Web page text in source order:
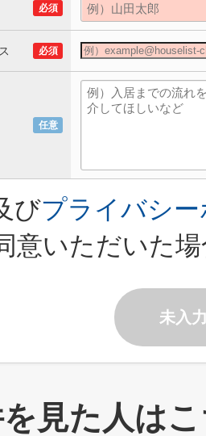
必須
必須
任意
びプライバシ
意いただいた
未入
見た人は